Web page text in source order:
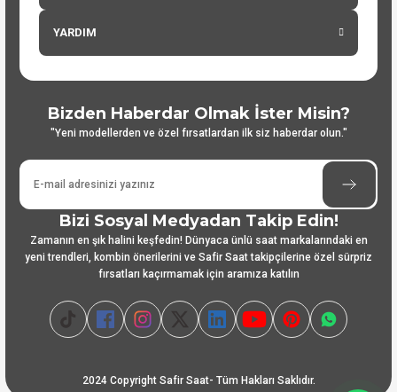
YARDIM
Bizden Haberdar Olmak İster Misin?
"Yeni modellerden ve özel fırsatlardan ilk siz haberdar olun."
Bizi Sosyal Medyadan Takip Edin!
Zamanın en şık halini keşfedin! Dünyaca ünlü saat markalarındaki en
yeni trendleri, kombin önerilerini ve Safir Saat takipçilerine özel sürpriz
fırsatları kaçırmamak için aramıza katılın
2024 Copyright Safir Saat- Tüm Hakları Saklıdır.